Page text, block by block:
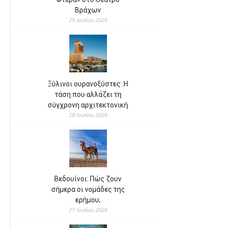
Βράχων
29 Ιουλίου 2026
Ξύλινοι ουρανοξύστες: Η
τάση που αλλάζει τη
σύγχρονη αρχιτεκτονική
28 Ιουλίου 2026
Βεδουίνοι: Πώς ζουν
σήμερα οι νομάδες της
ερήμου;
27 Ιουλίου 2026